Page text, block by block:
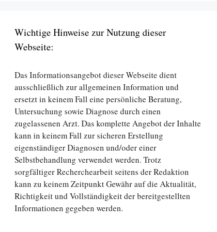
Wichtige Hinweise zur Nutzung dieser
Webseite:
Das Informationsangebot dieser Webseite dient
ausschließlich zur allgemeinen Information und
ersetzt in keinem Fall eine persönliche Beratung,
Untersuchung sowie Diagnose durch einen
zugelassenen Arzt. Das komplette Angebot der Inhalte
kann in keinem Fall zur sicheren Erstellung
eigenständiger Diagnosen und/oder einer
Selbstbehandlung verwendet werden. Trotz
sorgfältiger Recherchearbeit seitens der Redaktion
kann zu keinem Zeitpunkt Gewähr auf die Aktualität,
Richtigkeit und Vollständigkeit der bereitgestellten
Informationen gegeben werden.